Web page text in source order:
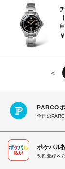
＜
PARCO
全国の
ポケパル
初回登録＆